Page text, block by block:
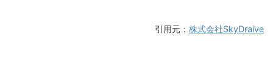
引用元： 株式会社SkyDraive